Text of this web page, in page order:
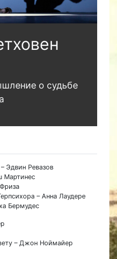
о судьбе
Эдвин Ревазов
Мартинес
– Анна Лаудере
Бермудес
– Джон Ноймайер